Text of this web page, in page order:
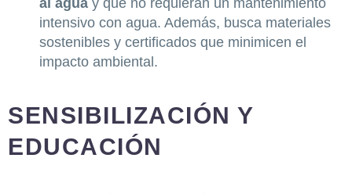
intensivo con agua. Además, busca materiales
sostenibles y certificados que minimicen el
impacto ambiental.
SENSIBILIZACIÓN Y
EDUCACIÓN